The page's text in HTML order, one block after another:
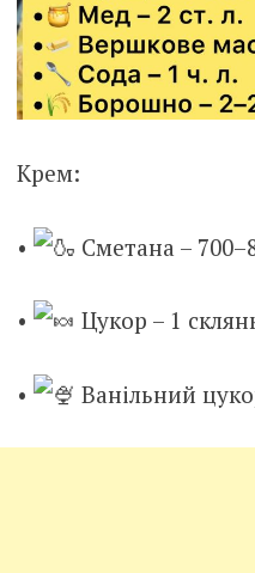
Крем:
• Сметана –
• Цукор – 1
• Ванільний